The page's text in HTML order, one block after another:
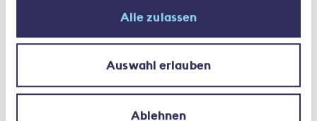
Alle zulassen
Auswahl erlauben
Ablehnen